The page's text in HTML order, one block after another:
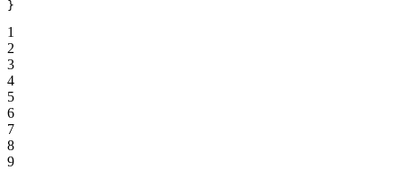
}
1
2
3
4
5
6
7
8
9